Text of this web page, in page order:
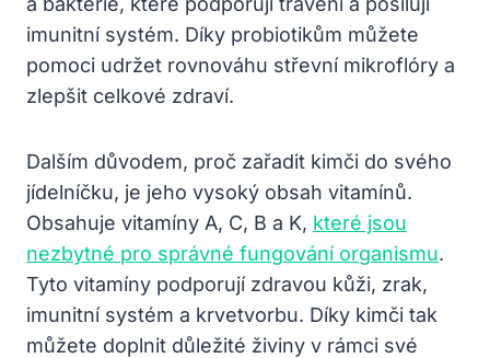
imunitní systém. Díky probiotikům můžete
pomoci udržet rovnováhu střevní mikroflóry a
zlepšit celkové zdraví.
Dalším důvodem, proč zařadit kimči do svého
jídelníčku, je jeho vysoký obsah vitamínů.
Obsahuje vitamíny A, C, B a K, které jsou
nezbytné pro správné fungování organismu.
Tyto vitamíny podporují zdravou kůži, zrak,
imunitní systém a krvetvorbu. Díky kimči tak
můžete doplnit důležité živiny v rámci své